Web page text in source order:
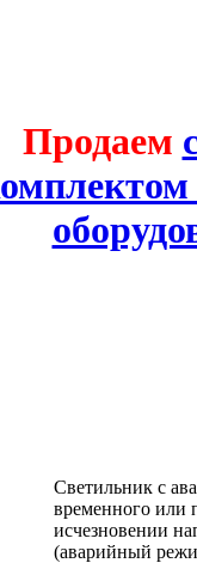
Продаем
Светильник с
временного или
исчезновении
(аварийный